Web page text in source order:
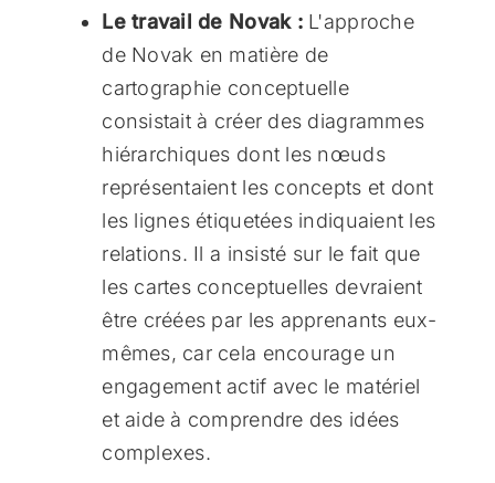
Le travail de Novak :L'approche
de Novak en matière de
cartographie conceptuelle
consistait à créer des diagrammes
hiérarchiques dont les nœuds
représentaient les concepts et dont
les lignes étiquetées indiquaient les
relations. Il a insisté sur le fait que
les cartes conceptuelles devraient
être créées par les apprenants eux-
mêmes, car cela encourage un
engagement actif avec le matériel
et aide à comprendre des idées
complexes.